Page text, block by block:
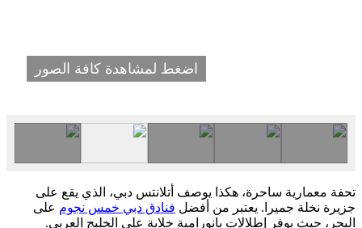
اضغط لمشاهدة كافة الصور
تحفة معمارية ساحرة، هكذا يوصف أتلانتس دبي، الذي يقع على
جزيرة نخلة جميرا. يعتبر من أفضل فنادق دبي خمس نجوم على
البحر، حيث يوفر إطلالات بانورامية خلابة على الخليج العربي.